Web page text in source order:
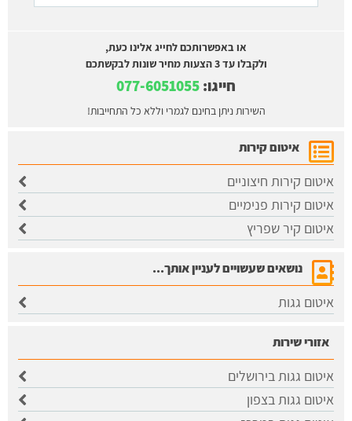
או באפשרותכם לחייג אלינו כעת,
ולקבלו עד 3 הצעות מחיר שונות לבקשתכם
חייגו:
השירות ניתן בחינם לגמרי וללא כל התחייבות!
איטום קירות
איטום קירות חיצוניים
איטום קירות פנימיים
איטום קיר שפריץ
נושאים שעשויים לעניין אותך...
איטום גגות
אזורי שירות
איטום גגות בירושלים
​איטום גגות בצפון